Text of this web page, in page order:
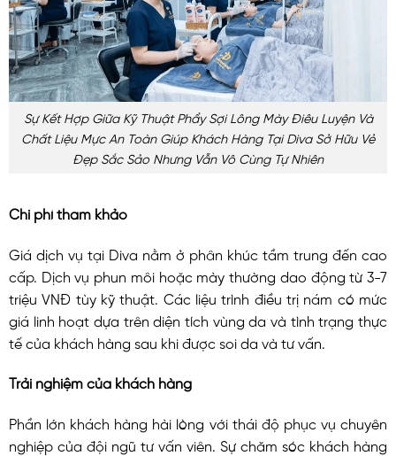
Sự Kết Hợp Giữa Kỹ Thuật Phẩy Sợi Lông Mày Điêu Luyện Và
Chất Liệu Mực An Toàn Giúp Khách Hàng Tại Diva Sở Hữu Vẻ
Đẹp Sắc Sảo Nhưng Vẫn Vô Cùng Tự Nhiên
Chi phí tham khảo
Giá dịch vụ tại Diva nằm ở phân khúc tầm trung đến cao
cấp. Dịch vụ phun môi hoặc mày thường dao động từ 3-7
triệu VNĐ tùy kỹ thuật. Các liệu trình điều trị nám có mức
giá linh hoạt dựa trên diện tích vùng da và tình trạng thực
tế của khách hàng sau khi được soi da và tư vấn.
Trải nghiệm của khách hàng
Phần lớn khách hàng hài lòng với thái độ phục vụ chuyên
nghiệp của đội ngũ tư vấn viên. Sự chăm sóc khách hàng